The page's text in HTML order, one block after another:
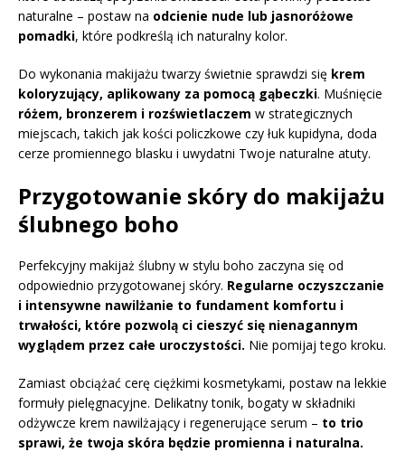
naturalne – postaw na odcienie nude lub jasnoróżowe
pomadki, które podkreślą ich naturalny kolor.
Do wykonania makijażu twarzy świetnie sprawdzi się krem
koloryzujący, aplikowany za pomocą gąbeczki. Muśnięcie
różem, bronzerem i rozświetlaczem w strategicznych
miejscach, takich jak kości policzkowe czy łuk kupidyna, doda
cerze promiennego blasku i uwydatni Twoje naturalne atuty.
Przygotowanie skóry do makijażu
ślubnego boho
Perfekcyjny makijaż ślubny w stylu boho zaczyna się od
odpowiednio przygotowanej skóry. Regularne oczyszczanie
i intensywne nawilżanie to fundament komfortu i
trwałości, które pozwolą ci cieszyć się nienagannym
wyglądem przez całe uroczystości. Nie pomijaj tego kroku.
Zamiast obciążać cerę ciężkimi kosmetykami, postaw na lekkie
formuły pielęgnacyjne. Delikatny tonik, bogaty w składniki
odżywcze krem nawilżający i regenerujące serum – to trio
sprawi, że twoja skóra będzie promienna i naturalna.